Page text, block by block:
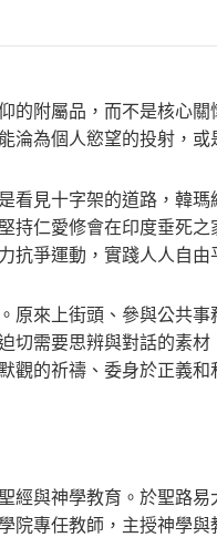
的附屬品，而不是核心關
淪為個人慾望的投射，或
看見十字架的道路，韓瑪
持仁愛修會在印度垂死之
抗爭運動，實踐人人自由
原來上街頭、參與公共事
切需要思辨與對話的素材
觀的祈禱、委身於正義和
經與神學教育。於聖路易
院專任教師，主授神學與